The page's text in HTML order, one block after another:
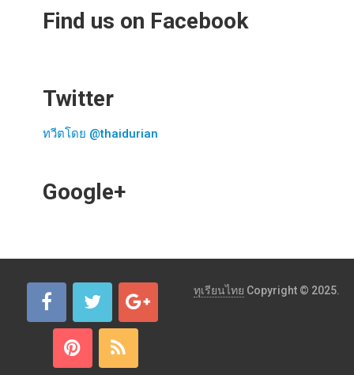
Find us on Facebook
Twitter
ทวีตโดย @thaidurian
Google+
ทุเรียนไทย Copyright © 2025.